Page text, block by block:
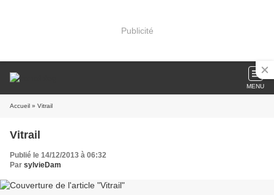
Publicité
MENU
Accueil » Vitrail
Vitrail
Publié le 14/12/2013 à 06:32
Par sylvieDam